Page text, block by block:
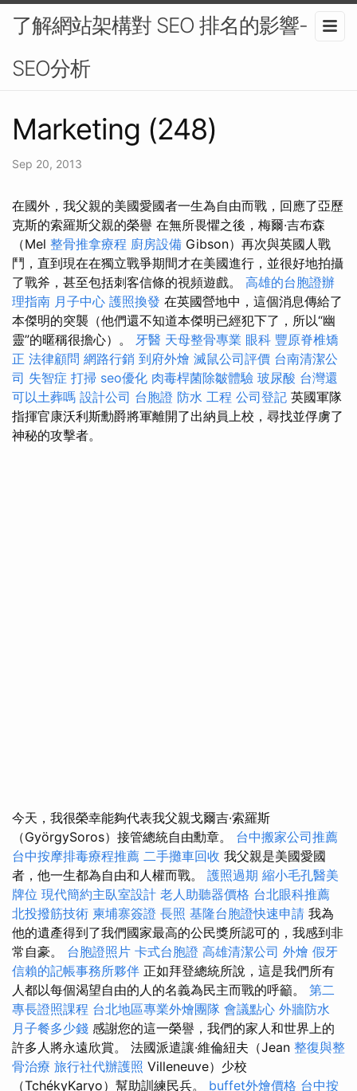
了解網站架構對 SEO 排名的影響-
SEO分析
Marketing (248)
Sep 20, 2013
在國外，我父親的美國愛國者一生為自由而戰，回應了亞歷
克斯的索羅斯父親的榮譽 在無所畏懼之後，梅爾·吉布森
（Mel 整骨推拿療程 廚房設備 Gibson）再次與英國人戰
鬥，直到現在在獨立戰爭期間才在美國進行，並很好地拍攝
了戰斧，甚至包括刺客信條的視頻遊戲。 高雄的台胞證辦
理指南 月子中心 護照換發 在英國營地中，這個消息傳給了
本傑明的突襲（他們還不知道本傑明已經犯下了，所以“幽
靈”的暱稱很擔心）。 牙醫 天母整骨專業 眼科 豐原脊椎矯
正 法律顧問 網路行銷 到府外燴 滅鼠公司評價 台南清潔公
司 失智症 打掃 seo優化 肉毒桿菌除皺體驗 玻尿酸 台灣還
可以土葬嗎 設計公司 台胞證 防水 工程 公司登記 英國軍隊
指揮官康沃利斯勳爵將軍離開了出納員上校，尋找並俘虜了
神秘的攻擊者。
今天，我很榮幸能夠代表我父親戈爾吉·索羅斯
（GyörgySoros）接管總統自由勳章。 台中搬家公司推薦
台中按摩排毒療程推薦 二手攤車回收 我父親是美國愛國
者，他一生都為自由和人權而戰。 護照過期 縮小毛孔醫美
牌位 現代簡約主臥室設計 老人助聽器價格 台北眼科推薦
北投撥筋技術 柬埔寨簽證 長照 基隆台胞證快速申請 我為
他的遺產得到了我們國家最高的公民獎所認可的，我感到非
常自豪。 台胞證照片 卡式台胞證 高雄清潔公司 外燴 假牙
信賴的記帳事務所夥伴 正如拜登總統所說，這是我們所有
人都以每個渴望自由的人的名義為民主而戰的呼籲。 第二
專長證照課程 台北地區專業外燴團隊 會議點心 外牆防水
月子餐多少錢 感謝您的這一榮譽，我們的家人和世界上的
許多人將永遠欣賞。 法國派遣讓·維倫紐夫（Jean 整復與整
骨治療 旅行社代辦護照 Villeneuve）少校
（TchékyKaryo）幫助訓練民兵。 buffet外燴價格 台中按